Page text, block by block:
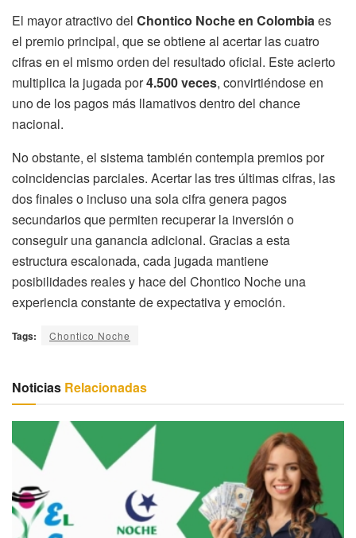
El mayor atractivo del Chontico Noche en Colombiaes
el premio principal, que se obtiene al acertar las cuatro
cifras en el mismo orden del resultado oficial. Este acierto
multiplica la jugada por4.500 veces, convirtiéndose en
uno de los pagos más llamativos dentro del chance
nacional.
No obstante, el sistema también contempla premios por
coincidencias parciales. Acertar las tres últimas cifras, las
dos finales o incluso una sola cifra genera pagos
secundarios que permiten recuperar la inversión o
conseguir una ganancia adicional. Gracias a esta
estructura escalonada, cada jugada mantiene
posibilidades reales y hace del Chontico Noche una
experiencia constante de expectativa y emoción.
Tags: Chontico Noche
Noticias Relacionadas